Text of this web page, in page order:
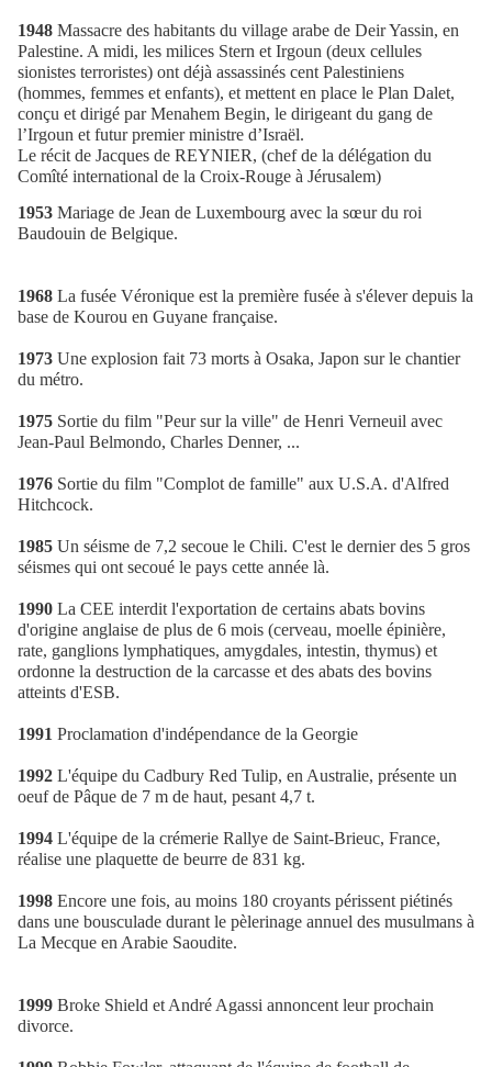
1948 Massacre des habitants du village arabe de Deir Yassin, en
Palestine. A midi, les milices Stern et Irgoun (deux cellules
sionistes terroristes) ont déjà assassinés cent Palestiniens
(hommes, femmes et enfants), et mettent en place le Plan Dalet,
conçu et dirigé par Menahem Begin, le dirigeant du gang de
l’Irgoun et futur premier ministre d’Israël.
Le récit de Jacques de REYNIER, (chef de la délégation du
Comîté international de la Croix-Rouge à Jérusalem)
1953 Mariage de Jean de Luxembourg avec la sœur du roi
Baudouin de Belgique.
1968 La fusée Véronique est la première fusée à s'élever depuis la
base de Kourou en Guyane française.
1973 Une explosion fait 73 morts à Osaka, Japon sur le chantier
du métro.
1975 Sortie du film "Peur sur la ville" de Henri Verneuil avec
Jean-Paul Belmondo, Charles Denner, ...
1976 Sortie du film "Complot de famille" aux U.S.A. d'Alfred
Hitchcock.
1985 Un séisme de 7,2 secoue le Chili. C'est le dernier des 5 gros
séismes qui ont secoué le pays cette année là.
1990 La CEE interdit l'exportation de certains abats bovins
d'origine anglaise de plus de 6 mois (cerveau, moelle épinière,
rate, ganglions lymphatiques, amygdales, intestin, thymus) et
ordonne la destruction de la carcasse et des abats des bovins
atteints d'ESB.
1991 Proclamation d'indépendance de la Georgie
1992 L'équipe du Cadbury Red Tulip, en Australie, présente un
oeuf de Pâque de 7 m de haut, pesant 4,7 t.
1994 L'équipe de la crémerie Rallye de Saint-Brieuc, France,
réalise une plaquette de beurre de 831 kg.
1998 Encore une fois, au moins 180 croyants périssent piétinés
dans une bousculade durant le pèlerinage annuel des musulmans à
La Mecque en Arabie Saoudite.
1999 Broke Shield et André Agassi annoncent leur prochain
divorce.